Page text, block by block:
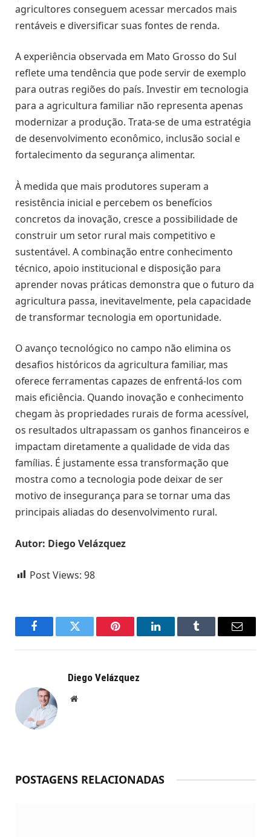
agricultores conseguem acessar mercados mais
rentáveis e diversificar suas fontes de renda.
A experiência observada em Mato Grosso do Sul
reflete uma tendência que pode servir de exemplo
para outras regiões do país. Investir em tecnologia
para a agricultura familiar não representa apenas
modernizar a produção. Trata-se de uma estratégia
de desenvolvimento econômico, inclusão social e
fortalecimento da segurança alimentar.
À medida que mais produtores superam a
resistência inicial e percebem os benefícios
concretos da inovação, cresce a possibilidade de
construir um setor rural mais competitivo e
sustentável. A combinação entre conhecimento
técnico, apoio institucional e disposição para
aprender novas práticas demonstra que o futuro da
agricultura passa, inevitavelmente, pela capacidade
de transformar tecnologia em oportunidade.
O avanço tecnológico no campo não elimina os
desafios históricos da agricultura familiar, mas
oferece ferramentas capazes de enfrentá-los com
mais eficiência. Quando inovação e conhecimento
chegam às propriedades rurais de forma acessível,
os resultados ultrapassam os ganhos financeiros e
impactam diretamente a qualidade de vida das
famílias. É justamente essa transformação que
mostra como a tecnologia pode deixar de ser
motivo de insegurança para se tornar uma das
principais aliadas do desenvolvimento rural.
Autor: Diego Velázquez
Post Views: 98
FacebookTwitter Pinterest LinkedInTumblr Email
Diego Velázquez
Website
POSTAGENS RELACIONADAS